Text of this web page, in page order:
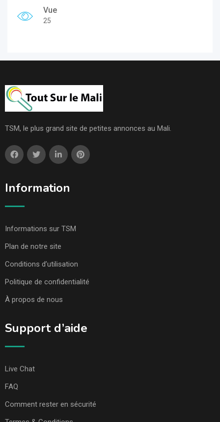
Vue
25
TSM, le plus grand site de petites annonces au Mali.
Information
Informations sur TSM
Plan de notre site
Conditions d’utilisation
Politique de confidentialité
À propos de nous
Support d’aide
Live Chat
FAQ
Comment rester en sécurité